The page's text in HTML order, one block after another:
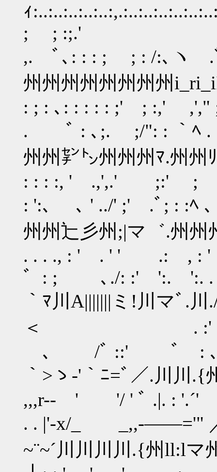
ｨ
; ; :;.'
,. ﾞ､: : : ; ; : /:､ヽ .ﾞ
州州州州州州州州
: ; : ､: : : : : ;' ; :,' ,',"
. ﾞ : ､;. ;/": : ｀ﾍ . .ﾞ
州州㌢㌧州州州ﾏ.州
: : : :, ' .,',.' ;:' ;
: ':､ ､ ' ../' ;' .ﾞ; : :ﾍ
州州辷彡州;|マ゛.州
. . . ., : ' . ' ' .: , : '
゛: ; ､./: :' ':. ':.
｀ﾏ川A|||||||ミ!川マﾞ.
＜ . :' . ./´ |..
､ /ﾞ ::' ﾞ : ､ >
｀>ゝ-'｀ﾆ=ﾞ／.川川
,,,r-‐ ' '/ ' ﾞ .|. :
. . |'‐x/_ _,,-
~¨~´川川川川.{州ll:l